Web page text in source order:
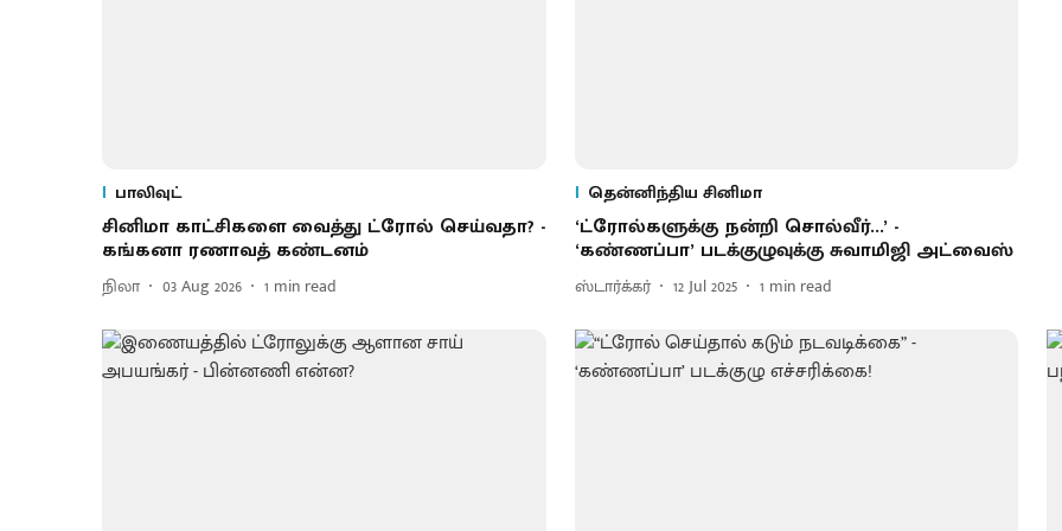
பாலிவுட்
சினி​மா காட்​சிகளை வைத்து ட்ரோல் செய்​வ​தா? -
கங்கனா ரணாவத் கண்டனம்
நிலா 03 Aug 2026 1 min read
தென்னிந்திய சினிமா
‘ட்ரோல்களுக்கு நன்றி சொல்வீர்...’ -
‘கண்ணப்பா’ படக்குழுவுக்கு சுவாமிஜி அட்வைஸ்
ஸ்டார்க்கர் 12 Jul 2025 1 min read